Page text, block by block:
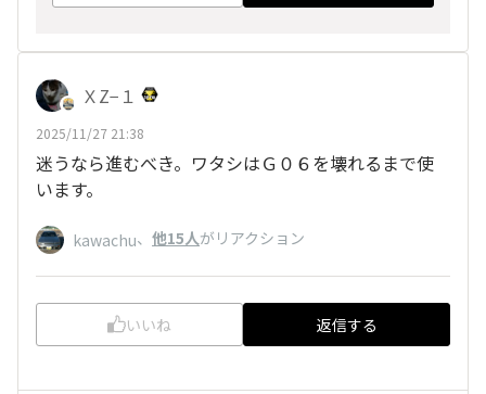
ＸZ−１
2025/11/27 21:38
迷うなら進むべき。ワタシはＧ０６を壊れるまで使
います。
kawachu、 他15人がリアクション
いいね 返信する